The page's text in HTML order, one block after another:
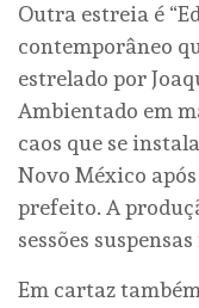
Outra estreia é
contemporâneo
estrelado por
Ambientado em
caos que se
Novo México
prefeito. A
sessões
Em cartaz